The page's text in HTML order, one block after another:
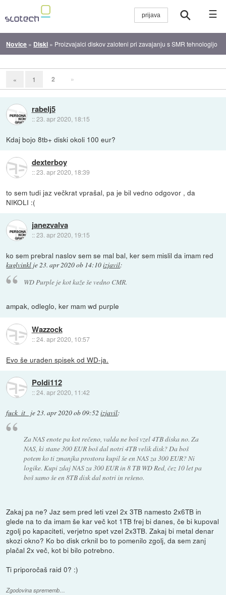
☰
Novice » Diski » Proizvajalci diskov zaloteni pri zavajanju s SMR tehnologijo
« 1 2 »
rabelj5
::23. apr 2020, 18:15
Kdaj bojo 8tb+ diski okoli 100 eur?
dexterboy
::23. apr 2020, 18:39
to sem tudi jaz večkrat vprašal, pa je bil vedno odgovor , da
NIKOLI :(
janezvalva
::23. apr 2020, 19:15
ko sem prebral naslov sem se mal bal, ker sem mislil da imam red
kuglvinkl je23. apr 2020 ob 14:10izjavil:
WD Purple je kot kaže še vedno CMR.
ampak, odleglo, ker mam wd purple
Wazzock
::24. apr 2020, 10:57
Evo še uraden spisek od WD-ja.
Poldi112
::24. apr 2020, 11:42
fuck_it_ je 23. apr 2020 ob 09:52 izjavil:
Za NAS enote pa kot rečeno, valda ne boš vzel 4TB diska no. Za
NAS, ki stane 300 EUR boš dal notri 4TB velik disk? Da boš
potem ko ti zmanjka prostora kupil še en NAS za 300 EUR? Ni
logike. Kupi zdaj NAS za 300 EUR in 8 TB WD Red, čez 10 let pa
boš samo še en 8TB disk dal notri in rešeno.
Zakaj pa ne? Jaz sem pred leti vzel 2x 3TB namesto 2x6TB in
glede na to da imam še kar več kot 1TB frej bi danes, če bi kupoval
zgolj po kapaciteti, verjetno spet vzel 2x3TB. Zakaj bi metal denar
skozi okno? Ko bo disk crknil bo to pomenilo zgolj, da sem zanj
plačal 2x več, kot bi bilo potrebno.
Ti priporočaš raid 0? :)
Zgodovina sprememb…